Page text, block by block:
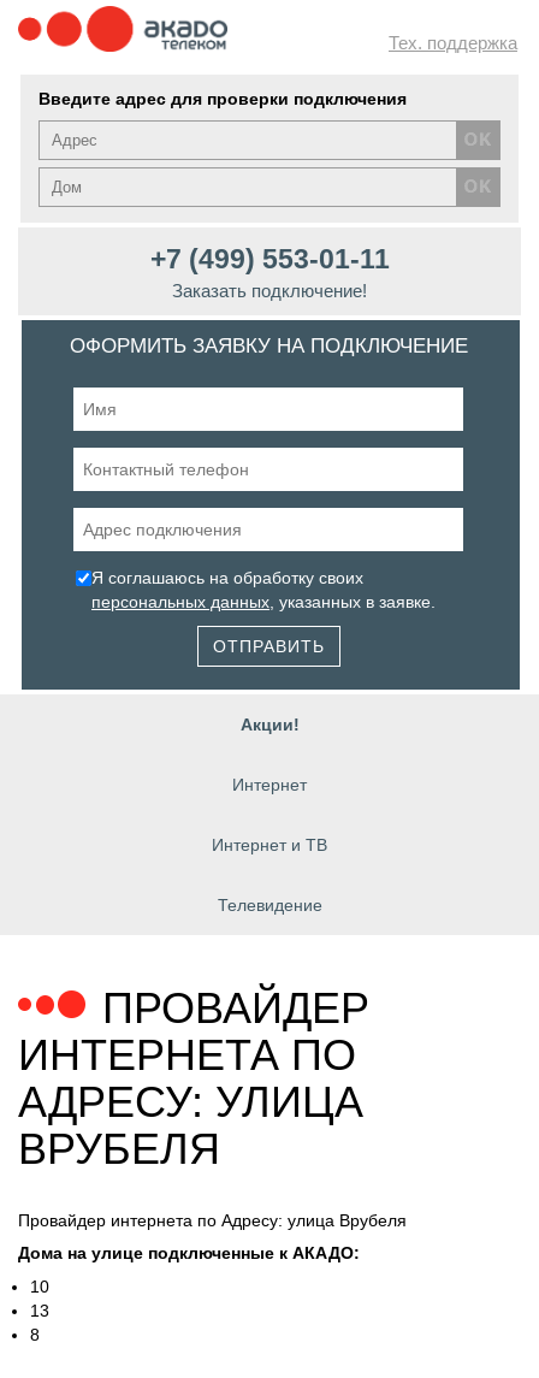
Тех. поддержка
Введите адрес для проверки подключения
+7 (499) 553-01-11
Заказать подключение!
ОФОРМИТЬ ЗАЯВКУ НА ПОДКЛЮЧЕНИЕ
Я соглашаюсь на обработку своих
персональных данных , указанных в заявке.
ОТПРАВИТЬ
Акции!
Интернет
Интернет и ТВ
Телевидение
ПРОВАЙДЕР
ИНТЕРНЕТА ПО
АДРЕСУ: УЛИЦА
ВРУБЕЛЯ
Провайдер интернета по Адресу: улица Врубеля
Дома на улице подключенные к АКАДО:
10
13
8